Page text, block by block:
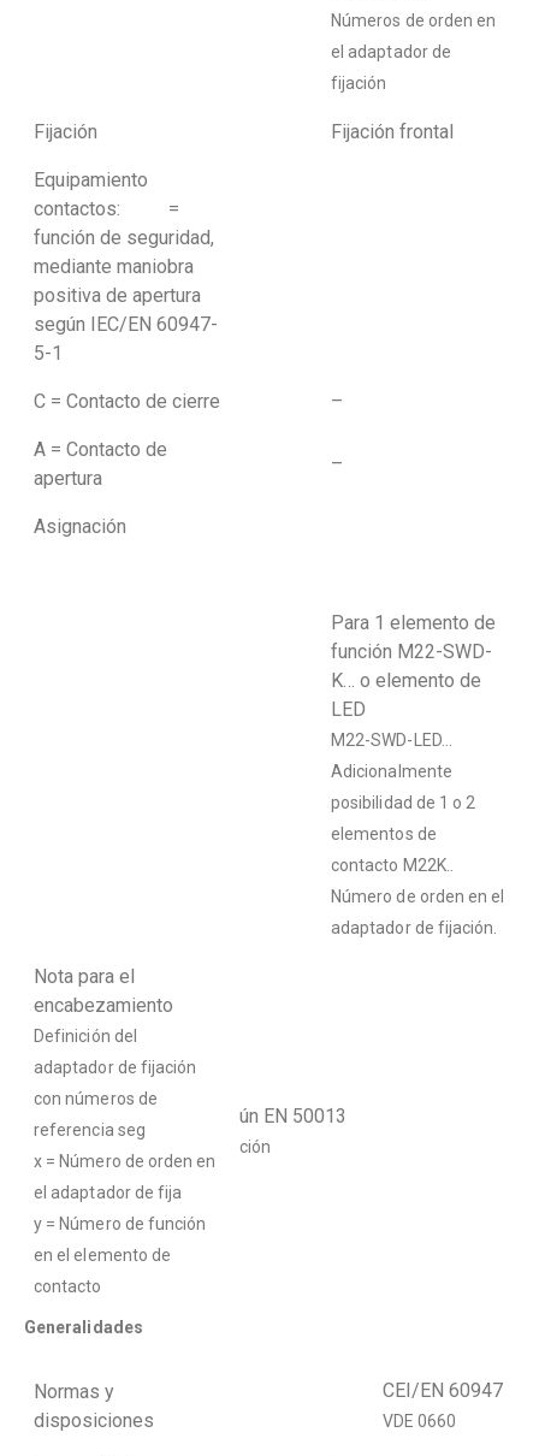
Números de orden en
el adaptador de
fijación
Fijación Fijación frontal
Equipamiento
contactos: =
función de seguridad,
mediante maniobra
positiva de apertura
según IEC/EN 60947-
5-1
C = Contacto de cierre –
A = Contacto de
apertura
–
Asignación
Para 1 elemento de
función M22-SWD-
K… o elemento de
LED
M22-SWD-LED…
Adicionalmente
posibilidad de 1 o 2
elementos de
contacto M22K..
Número de orden en el
adaptador de fijación.
Nota para el
encabezamiento
Definición del
adaptador de fijación
con números de
referencia seg
x = Número de orden en
el adaptador de fija
y = Número de función
en el elemento de
contacto
ún EN 50013
ción
Generalidades
Normas y
disposiciones
CEI/EN 60947
VDE 0660